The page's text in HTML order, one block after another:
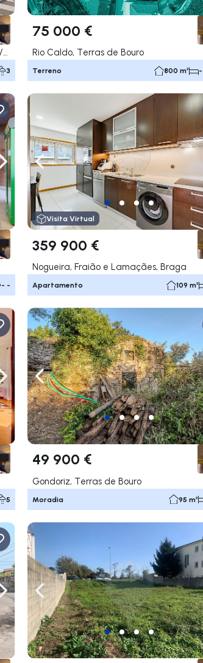
Ponte da Barca, Vila Nova de Muía e Paço Vedro de Magalhães, Ponte da Barca
3
75 000 €
Rio Caldo, Terras de Bouro
Terreno 800 m²
Navegação para a direita
- -
Navegação para a esquerda
Visita Virtual
359 900 €
Nogueira, Fraião e Lamaçães, Braga
Apartamento 109 m²
Navegação para a direita
5
Navegação para a esquerda
49 900 €
Gondoriz, Terras de Bouro
Moradia 95 m²
Navegação para a direita
Navegação para a esquerda